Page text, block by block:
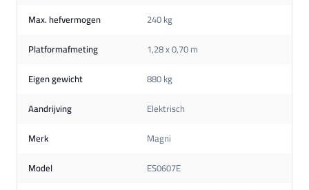
Max. hefvermogen
240 kg
Platformafmeting
1,28 x 0,70 m
Eigen gewicht
880 kg
Aandrijving
Elektrisch
Merk
Magni
Model
ES0607E